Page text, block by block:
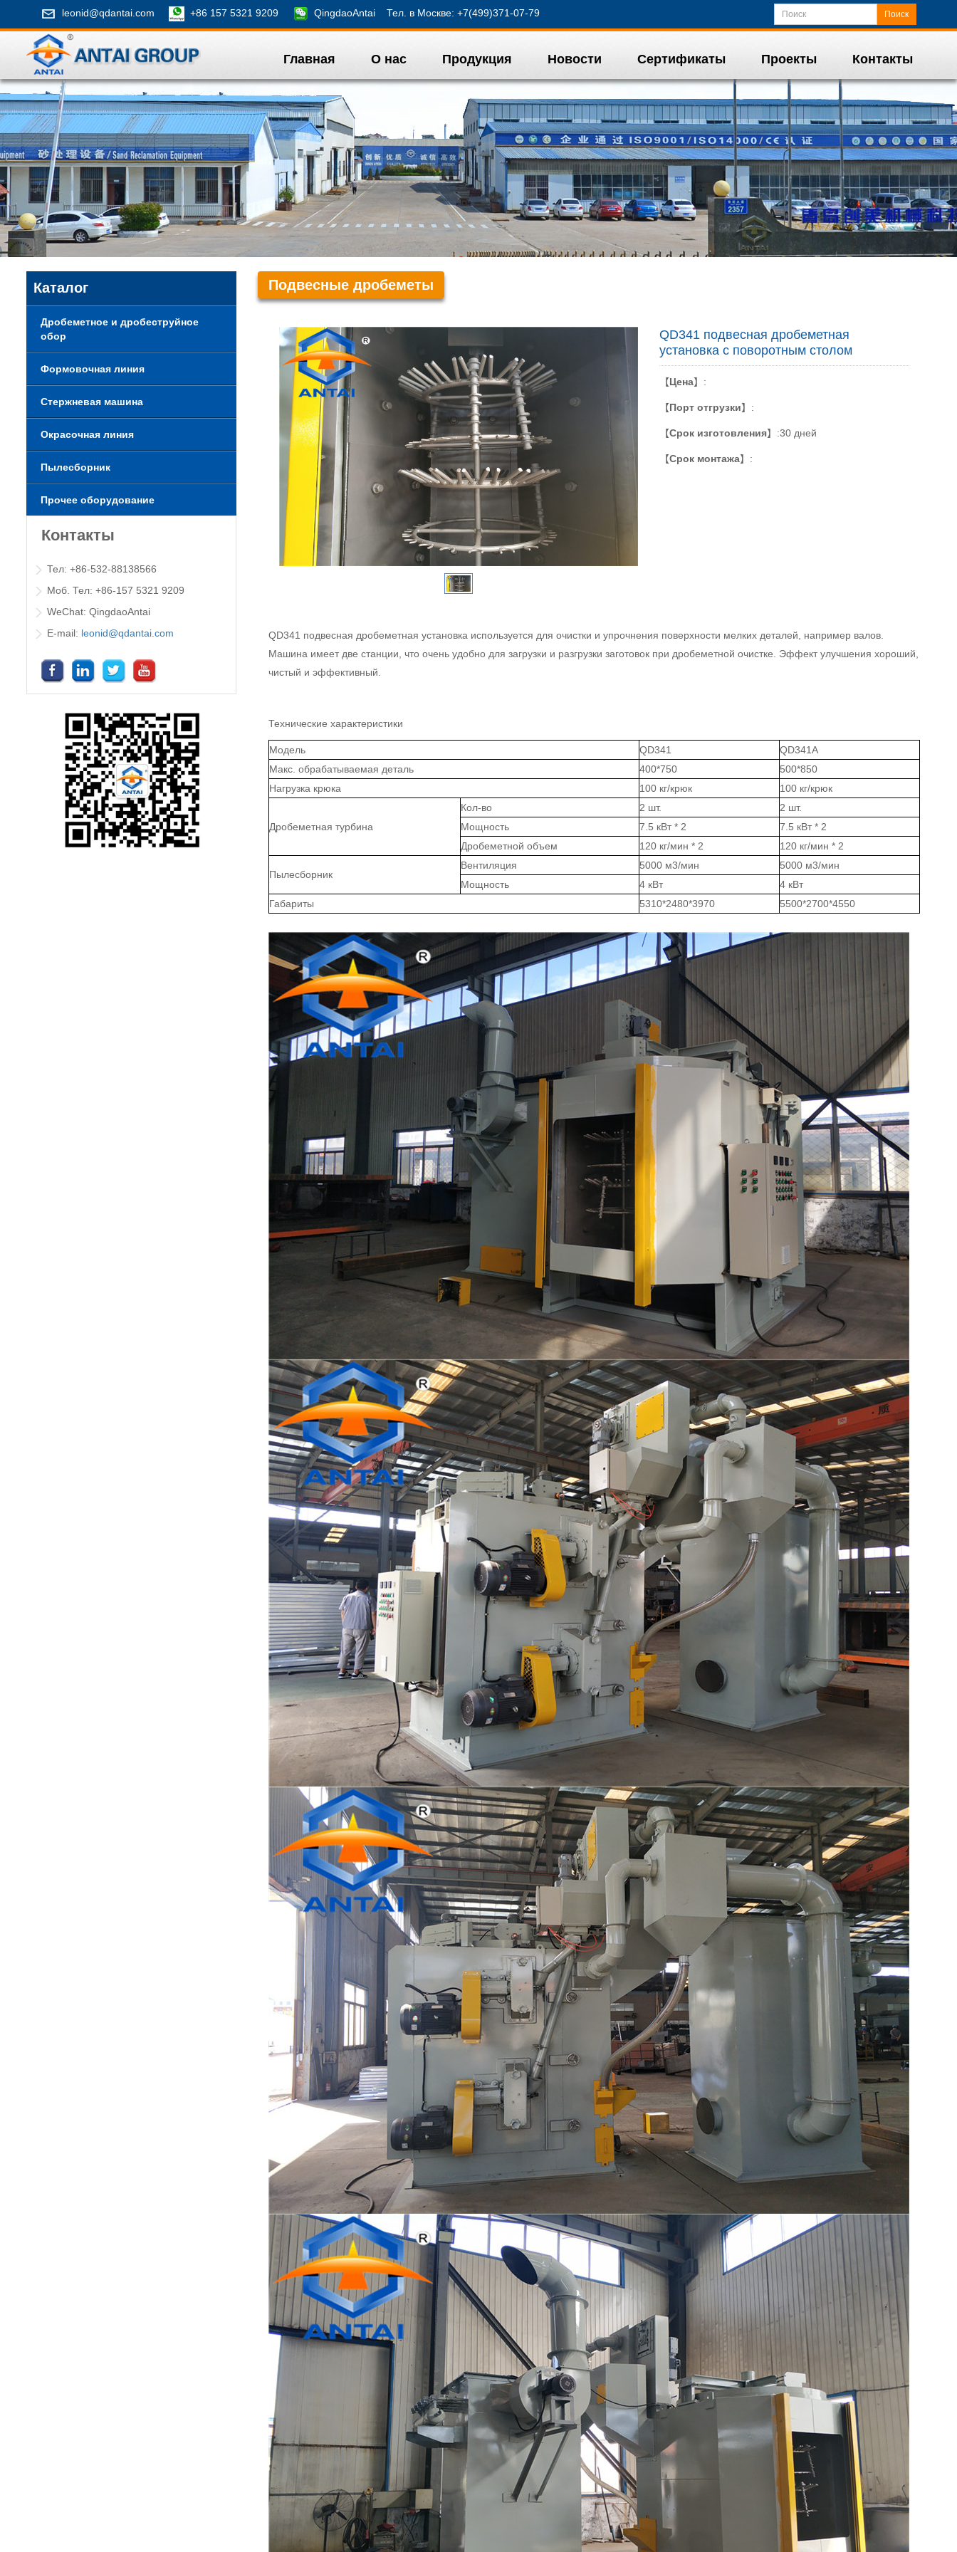
leonid@qdantai.com +86 157 5321 9209 QingdaoAntai Тел. в Москве: +7(499)371-07-79 Поиск
Главная О нас Продукция Новости Сертификаты Проекты Контакты
Подвесные дробеметы
QD341 подвесная дробеметная
установка с поворотным столом
【Цена】:
【Порт отгрузки】:
【Срок изготовления】:30 дней
【Срок монтажа】:
QD341 подвесная дробеметная установка используется для очистки и упрочнения поверхности мелких деталей, например валов.
Машина имеет две станции, что очень удобно для загрузки и разгрузки заготовок при дробеметной очистке. Эффект улучшения хороший,
чистый и эффективный.
Технические характеристики
Модель QD341
QD341A
Макс. обрабатываемая деталь
400*750
500*850
Нагрузка крюка
100 кг/крюк 100 кг/крюк
Дробеметная турбина
Кол-во 2 шт.
2 шт.
Мощность
7.5 кВт * 2
7.5 кВт * 2
Дробеметной объем
120 кг/мин * 2 120 кг/мин * 2
Пылесборник
Вентиляция 5000 м3/мин
5000 м3/мин
Мощность
4 кВт
4 кВт
Габариты
5310*2480*3970 5500*2700*4550
Каталог
Дробеметное и дробеструйное
обор
Формовочная линия
Стержневая машина
Окрасочная линия
Пылесборник
Прочее оборудование
Контакты
Тел: +86-532-88138566
Моб. Тел: +86-157 5321 9209
WeChat: QingdaoAntai
E-mail: leonid@qdantai.com